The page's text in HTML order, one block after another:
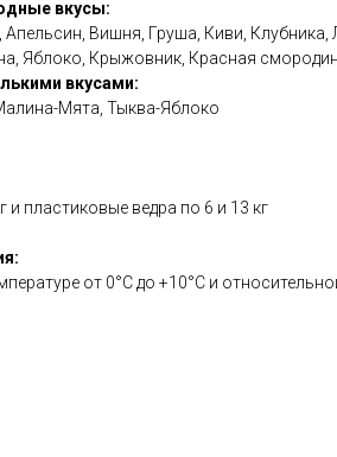
вкусы:
Апельсин, Вишня, Груша, Киви, Клубника,
Яблоко, Крыжовник, Красная
вкусами:
Мята, Тыква-Яблоко
и пластиковые ведра по 6 и 13 кг
от 0°С до +10°С и